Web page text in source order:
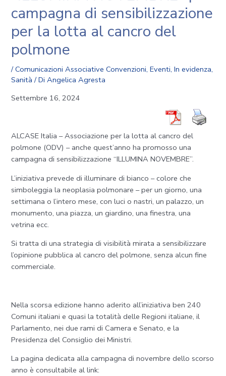
campagna di sensibilizzazione
per la lotta al cancro del
polmone
/Comunicazioni Associative Convenzioni,Eventi,In evidenza,
Sanità / DiAngelica Agresta
Settembre 16, 2024
ALCASE Italia – Associazione per la lotta al cancro del
polmone (ODV) – anche quest’anno ha promosso una
campagna di sensibilizzazione “ILLUMINA NOVEMBRE”.
L’iniziativa prevede di illuminare di bianco – colore che
simboleggia la neoplasia polmonare – per un giorno, una
settimana o l’intero mese, con luci o nastri, un palazzo, un
monumento, una piazza, un giardino, una finestra, una
vetrina ecc.
Si tratta di una strategia di visibilità mirata a sensibilizzare
l’opinione pubblica al cancro del polmone, senza alcun fine
commerciale.
Nella scorsa edizione hanno aderito all’iniziativa ben 240
Comuni italiani e quasi la totalità delle Regioni italiane, il
Parlamento, nei due rami di Camera e Senato, e la
Presidenza del Consiglio dei Ministri.
La pagina dedicata alla campagna di novembre dello scorso
anno è consultabile al link: